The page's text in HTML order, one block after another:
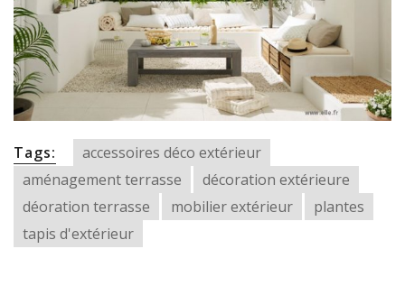
Tags:
accessoires déco extérieur
aménagement terrasse
décoration extérieure
déoration terrasse
mobilier extérieur
plantes
tapis d'extérieur